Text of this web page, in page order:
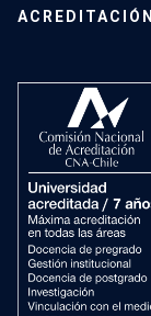
ACREDITACIÓN